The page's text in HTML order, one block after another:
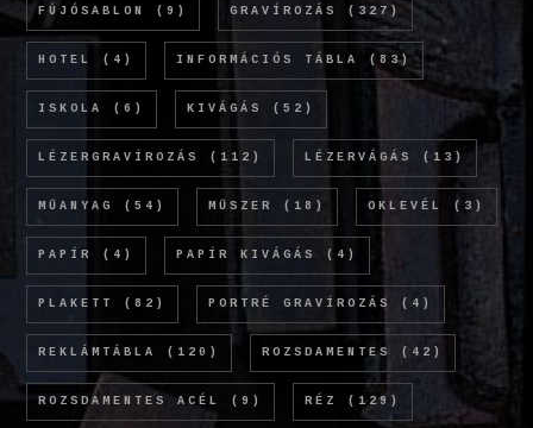
FÚJÓSABLON (9) GRAVÍROZÁS (327)
HOTEL (4) INFORMÁCIÓS TÁBLA (83)
ISKOLA (6) KIVÁGÁS (52)
LÉZERGRAVÍROZÁS (112) LÉZERVÁGÁS (13)
MŰANYAG (54) MŰSZER (18) OKLEVÉL (3)
PAPÍR (4) PAPÍR KIVÁGÁS (4)
PLAKETT (82) PORTRÉ GRAVÍROZÁS (4)
REKLÁMTÁBLA (120) ROZSDAMENTES (42)
ROZSDAMENTES ACÉL (9) RÉZ (129)